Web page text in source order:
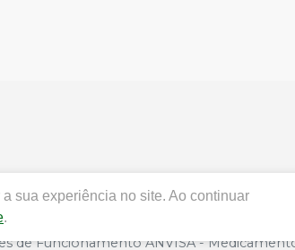
| DENTAL FREE MATERIAIS E
Funcionamento ANVISA -
sua experiência no site. Ao continuar
.